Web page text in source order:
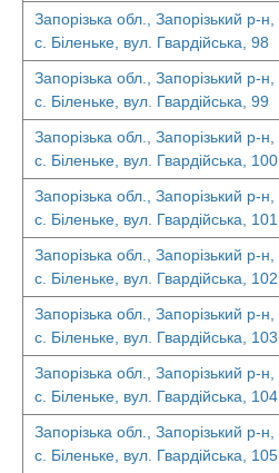
Запорізька обл., Запорізький р-н,
с. Біленьке, вул. Гвардійська, 98
Запорізька обл., Запорізький р-н,
с. Біленьке, вул. Гвардійська, 99
Запорізька обл., Запорізький р-н,
с. Біленьке, вул. Гвардійська, 100
Запорізька обл., Запорізький р-н,
с. Біленьке, вул. Гвардійська, 101
Запорізька обл., Запорізький р-н,
с. Біленьке, вул. Гвардійська, 102
Запорізька обл., Запорізький р-н,
с. Біленьке, вул. Гвардійська, 103
Запорізька обл., Запорізький р-н,
с. Біленьке, вул. Гвардійська, 104
Запорізька обл., Запорізький р-н,
с. Біленьке, вул. Гвардійська, 105